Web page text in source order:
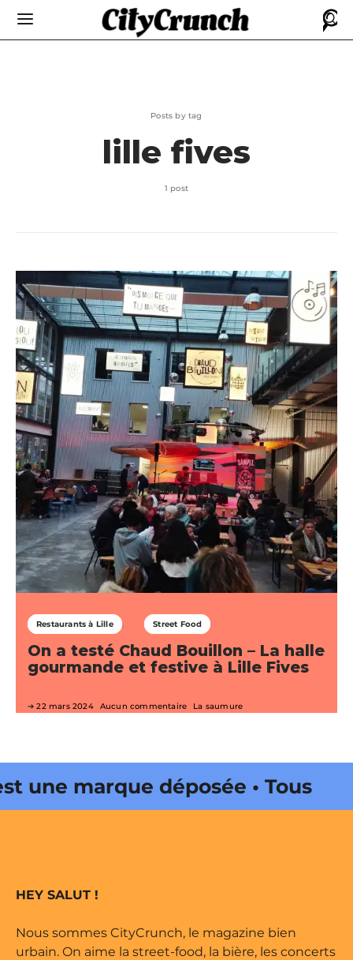
Posts by tag
lille fives
1 post
Restaurants à Lille Street Food
On a testé Chaud Bouillon – La halle
gourmande et festive à Lille Fives
22 mars 2024 Aucun commentaire La saumure
marque déposée • Tous
droits réservés • Magazine édité
HEY SALUT !
Nous sommes CityCrunch, le magazine bien
urbain. On aime la street-food, la bière, les concerts